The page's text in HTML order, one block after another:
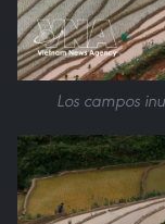
Los campos